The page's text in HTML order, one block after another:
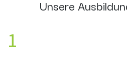
Unsere
1